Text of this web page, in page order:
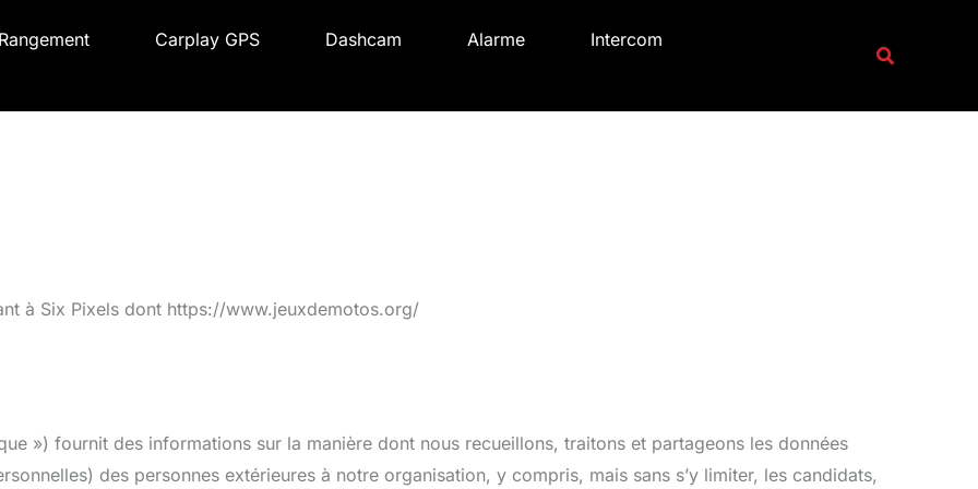
Rangement Carplay GPS Dashcam Alarme
Intercom
à Six Pixels dont https://www.jeuxdemotos.org/
») fournit des informations sur la manière dont nous recueillons, traitons et partageons les données
des personnes extérieures à notre organisation, y compris, mais sans s’y limiter, les candidats,